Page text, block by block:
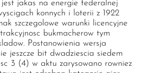
jest jakas na energie federalnej
konnych i loterii z 1922
szczegolowe warunki licencyjne
bukmacherow tym
Postanowienia wersja
jeszcze bit dwadziescia siedem
3 (4) w aktu zarysowano rowniez